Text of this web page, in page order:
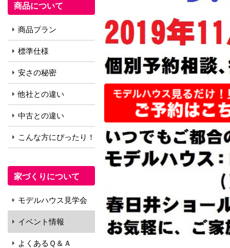
商品について
商品プラン
標準仕様
安さの秘密
他社との違い
中古との違い
こんな方にぴったり！
家づくりについて
モデルハウス見学会
イベント情報
よくあるＱ＆Ａ